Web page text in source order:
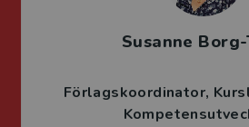
Susanne
Förlagskoordinator